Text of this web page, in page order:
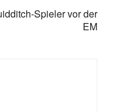
Spieler vor der
EM